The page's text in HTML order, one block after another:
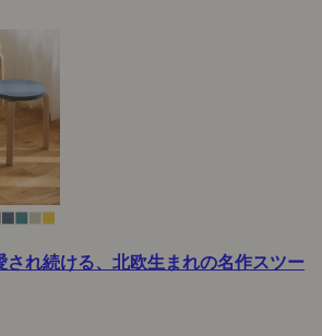
され続ける、北欧生まれの名作スツー